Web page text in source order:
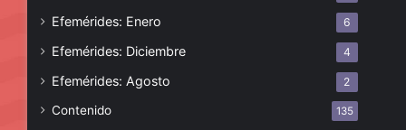
Efemérides: Enero 6
Efemérides: Diciembre 4
Efemérides: Agosto 2
Contenido 135